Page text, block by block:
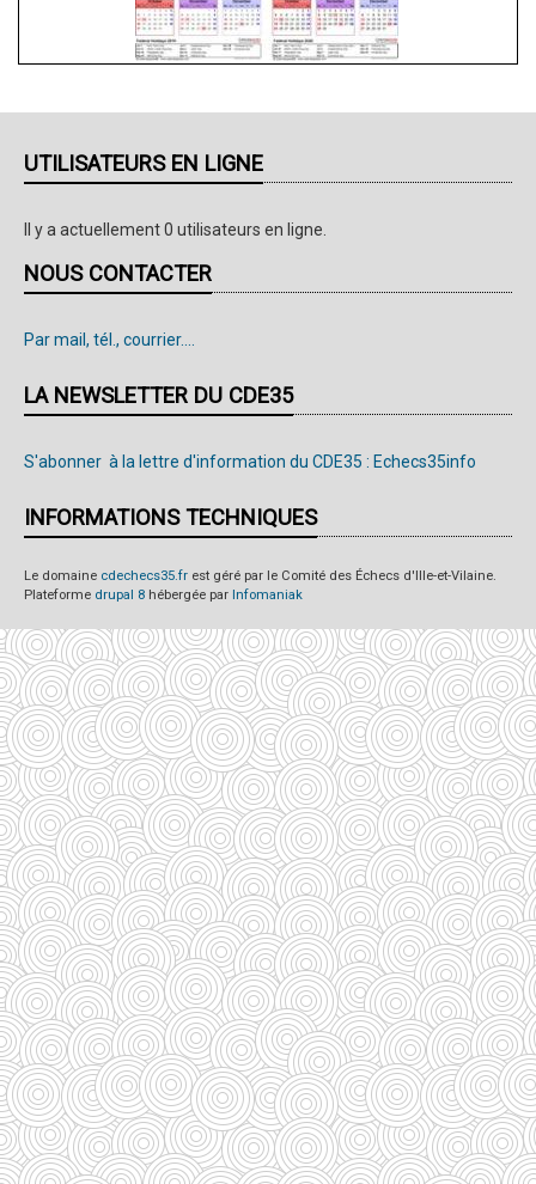
UTILISATEURS EN LIGNE
Il y a actuellement 0 utilisateurs en ligne.
NOUS CONTACTER
Par mail, tél., courrier....
LA NEWSLETTER DU CDE35
S'abonner à la lettre d'information du CDE35 : Echecs35info
INFORMATIONS TECHNIQUES
Le domaine cdechecs35.fr est géré par le Comité des Échecs d'Ille-et-Vilaine.
Plateforme drupal 8 hébergée par Infomaniak